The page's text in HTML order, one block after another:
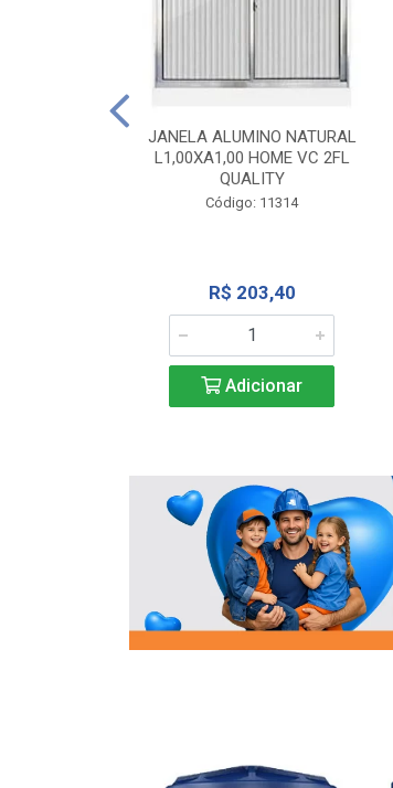
JANELA ALUMINO NATURAL
L1,00XA1,00 HOME VC 2FL
QUALITY
Código: 11314
R$ 203,40
Adicionar